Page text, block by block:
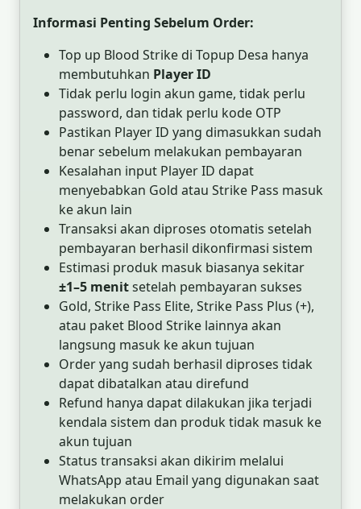
Informasi Penting Sebelum Order:
Top up Blood Strike di Topup Desa hanya
membutuhkan Player ID
Tidak perlu login akun game, tidak perlu
password, dan tidak perlu kode OTP
Pastikan Player ID yang dimasukkan sudah
benar sebelum melakukan pembayaran
Kesalahan input Player ID dapat
menyebabkan Gold atau Strike Pass masuk
ke akun lain
Transaksi akan diproses otomatis setelah
pembayaran berhasil dikonfirmasi sistem
Estimasi produk masuk biasanya sekitar
±1–5 menitsetelah pembayaran sukses
Gold, Strike Pass Elite, Strike Pass Plus (+),
atau paket Blood Strike lainnya akan
langsung masuk ke akun tujuan
Order yang sudah berhasil diproses tidak
dapat dibatalkan atau direfund
Refund hanya dapat dilakukan jika terjadi
kendala sistem dan produk tidak masuk ke
akun tujuan
Status transaksi akan dikirim melalui
WhatsApp atau Email yang digunakan saat
melakukan order